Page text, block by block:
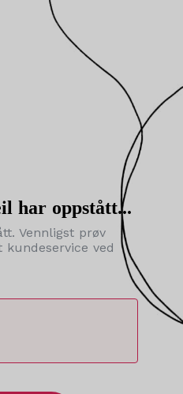
har oppstått...
Vennligst prøv
ved